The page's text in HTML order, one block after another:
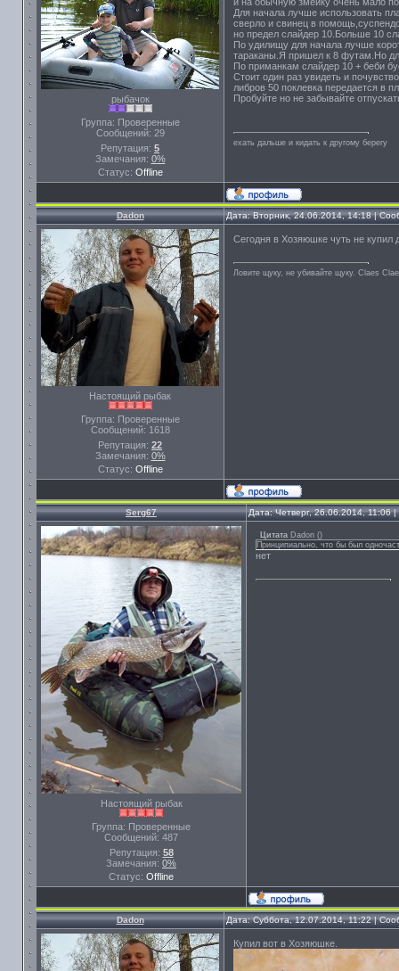
рыбачок
Группа: Проверенные
Сообщений: 29
Репутация: 5
Замечания: 0%
Статус: Offline
Для начала лучше использовать
сверло и свинец в
но предел слайдер 10.Больше 10
По удилищу для начала лучше
тараканы.Я пришел к 8 футам.Но
По приманкам слайдер 10 + беби
Стоит один раз увидеть и
либров 50 поклевка передается в
Пробуйте но не забывайте
ехать дальше и кидать к другому берегу
Dadon Дата: Вторник, 24.06.2014, 14:18 |
Настоящий рыбак
Группа: Проверенные
Сообщений: 1618
Репутация: 22
Замечания: 0%
Статус: Offline
Сегодня в Хозяюшке чуть не купил
Ловите щуку, не убивайте щуку. Сlaes
Serg67 Дата: Четверг, 26.06.2014, 11:06
Настоящий рыбак
Группа: Проверенные
Сообщений: 487
Репутация: 58
Замечания: 0%
Статус: Offline
Цитата Dadon ()
Принципиально, что бы был
нет
Dadon Дата: Суббота, 12.07.2014, 11:22 |
Купил вот в Хозяюшке.